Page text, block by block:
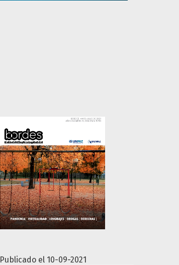
Publicado el 10-09-2021